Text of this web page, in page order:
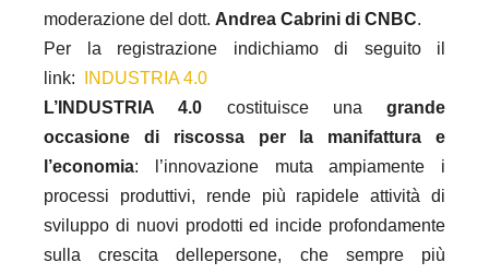
moderazione del dott. Andrea Cabrini di CNBC.
Per la registrazione indichiamo di seguito il
link:
INDUSTRIA 4.0
L’INDUSTRIA 4.0 costituisce una grande
occasione di riscossa per la manifattura e
l’economia: l’innovazione muta ampiamente i
processi produttivi, rende più rapidele attività di
sviluppo di nuovi prodotti ed incide profondamente
sulla crescita dellepersone, che sempre più